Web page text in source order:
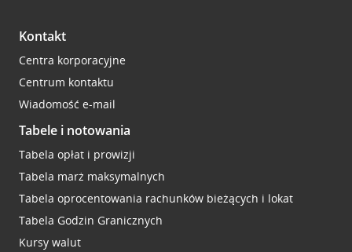
Kontakt
Centra korporacyjne
Centrum kontaktu
Wiadomość e-mail
Tabele i notowania
Tabela opłat i prowizji
Tabela marż maksymalnych
Tabela oprocentowania rachunków bieżących i lokat
Tabela Godzin Granicznych
Kursy walut